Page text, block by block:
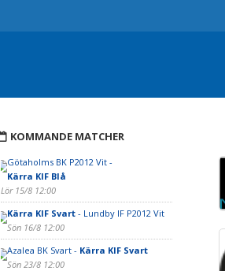
KOMMANDE MATCHER
Götaholms BK P2012 Vit -
Kärra KIF Blå
Lör 15/8 12:00
Kärra KIF Svart- Lundby IF P2012 Vit
Sön 16/8 12:00
Azalea BK Svart - Kärra KIF Svart
Sön 23/8 12:00